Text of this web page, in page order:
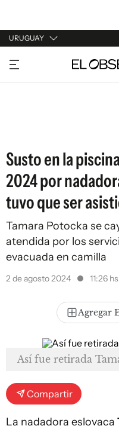
URUGUAY
URUGUAY
ARGENTINA
Susto en la
2024 por
tuvo que ser
Tamara Potocka se
atendida por los
evacuada en camilla
2 de agosto 2024 11:26 hs
Agregar
Así fue retirada
Compartir
La nadadora eslovaca